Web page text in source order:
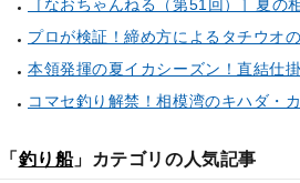
本領発揮の夏イカシーズン！直結仕
コマセ釣り解禁！相模湾のキハダ・
「 釣り船」カテゴリの人気記事